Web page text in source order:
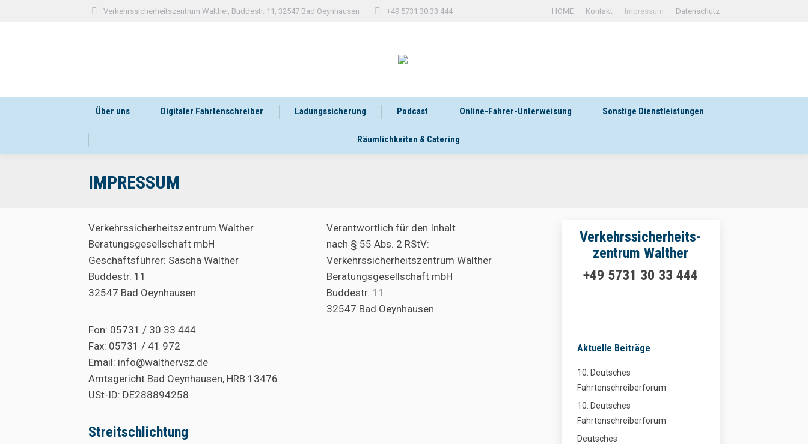
Verkehrssicherheitszentrum Walther, Buddestr. 11, 32547 Bad Oeynhausen +49 5731 30 33 444 HOME Kontakt Impressum Datenschutz
Über uns Digitaler Fahrtenschreiber Ladungssicherung Podcast Online-Fahrer-Unterweisung Sonstige Dienstleistungen
Räumlichkeiten & Catering
IMPRESSUM
Verkehrssicherheitszentrum Walther
Beratungsgesellschaft mbH
Geschäftsführer: Sascha Walther
Buddestr. 11
32547 Bad Oeynhausen
Fon: 05731 / 30 33 444
Fax: 05731 / 41 972
Email: info@walthervsz.de
Amtsgericht Bad Oeynhausen, HRB 13476
USt-ID: DE288894258
Verantwortlich für den Inhalt
nach § 55 Abs. 2 RStV:
Verkehrssicherheitszentrum Walther
Beratungsgesellschaft mbH
Buddestr. 11
32547 Bad Oeynhausen
Streitschlichtung
Verkehrssicherheits-
zentrum Walther
+49 5731 30 33 444
Aktuelle Beiträge
10. Deutsches
Fahrtenschreiberforum
10. Deutsches
Fahrtenschreiberforum
Deutsches